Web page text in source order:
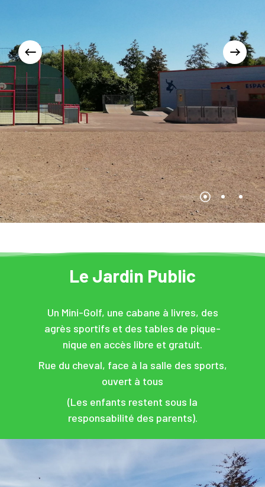
Le Jardin Public
Un Mini-Golf, une cabane à livres, des
agrès sportifs et des tables de pique-
nique en accès libre et gratuit.
Rue du cheval, face à la salle des sports,
ouvert à tous
(Les enfants restent sous la
responsabilité des parents).